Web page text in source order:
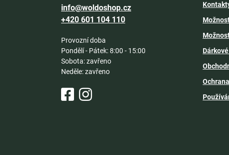
info@woldoshop.cz
+420 601 104 110
Provozní doba
Pondělí - Pátek: 8:00 - 15:00
Sobota: zavřeno
Neděle: zavřeno